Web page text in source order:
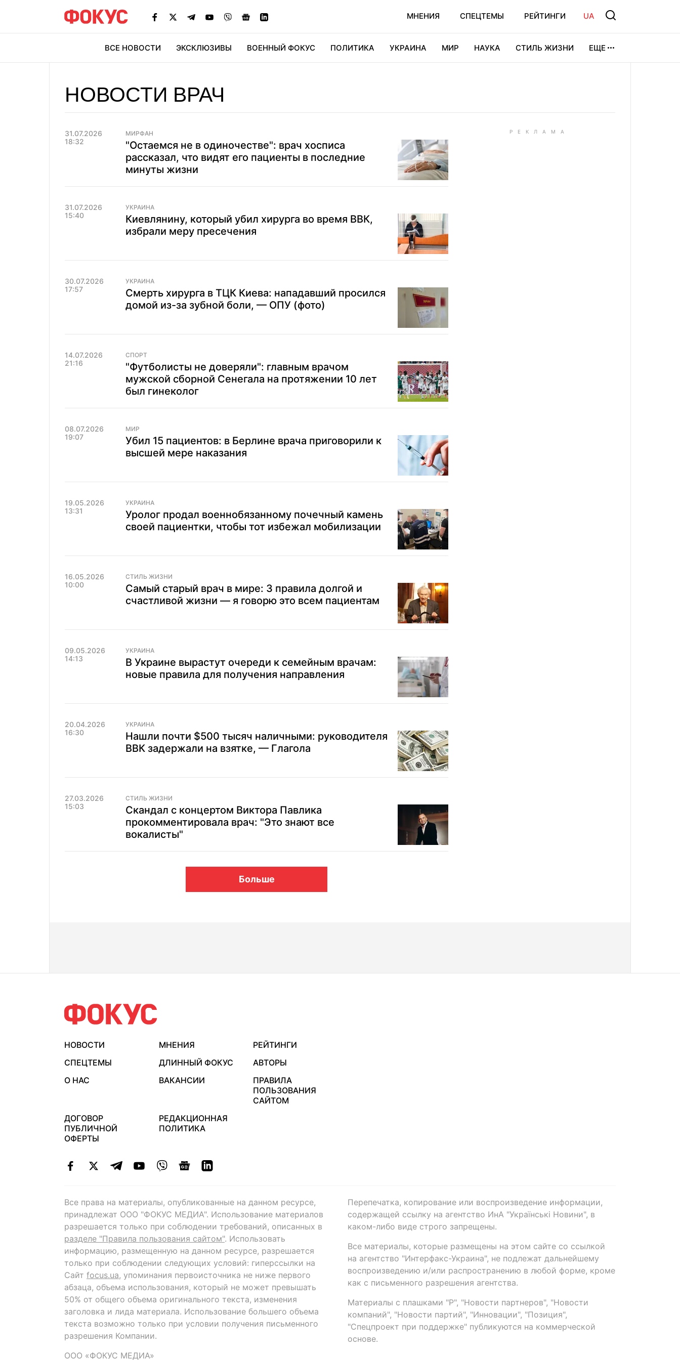
МНЕНИЯ СПЕЦТЕМЫ РЕЙТИНГИ UA
ВСЕ НОВОСТИ ЭКСКЛЮЗИВЫ ВОЕННЫЙ ФОКУС ПОЛИТИКА УКРАИНА МИР НАУКА СТИЛЬ ЖИЗНИ ЕЩЕ
НОВОСТИ ВРАЧ
31.07.2026
18:32
МИРФАН
"Остаемся не в одиночестве": врач хосписа
рассказал, что видят его пациенты в последние
минуты жизни
31.07.2026
15:40
УКРАИНА
Киевлянину, который убил хирурга во время ВВК,
избрали меру пресечения
30.07.2026
17:57
УКРАИНА
Смерть хирурга в ТЦК Киева: нападавший просился
домой из-за зубной боли, — ОПУ (фото)
14.07.2026
21:16
СПОРТ
"Футболисты не доверяли": главным врачом
мужской сборной Сенегала на протяжении 10 лет
был гинеколог
08.07.2026
19:07
МИР
Убил 15 пациентов: в Берлине врача приговорили к
высшей мере наказания
19.05.2026
13:31
УКРАИНА
Уролог продал военнобязанному почечный камень
своей пациентки, чтобы тот избежал мобилизации
16.05.2026
10:00
СТИЛЬ ЖИЗНИ
Самый старый врач в мире: 3 правила долгой и
счастливой жизни — я говорю это всем пациентам
09.05.2026
14:13
УКРАИНА
В Украине вырастут очереди к семейным врачам:
новые правила для получения направления
20.04.2026
16:30
УКРАИНА
Нашли почти $500 тысяч наличными: руководителя
ВВК задержали на взятке, — Глагола
27.03.2026
15:03
СТИЛЬ ЖИЗНИ
Скандал с концертом Виктора Павлика
прокомментировала врач: "Это знают все
вокалисты"
Больше
НОВОСТИ МНЕНИЯ
РЕЙТИНГИ
СПЕЦТЕМЫ
ДЛИННЫЙ ФОКУС
АВТОРЫ
О НАС
ВАКАНСИИ
ПРАВИЛА
ПОЛЬЗОВАНИЯ
САЙТОМ
ДОГОВОР
ПУБЛИЧНОЙ
ОФЕРТЫ
РЕДАКЦИОННАЯ
ПОЛИТИКА
Все права на материалы, опубликованные на данном ресурсе,
принадлежат ООО "ФОКУС МЕДИА". Использование материалов
разрешается только при соблюдении требований, описанных в
разделе "Правила пользования сайтом". Использовать
информацию, размещенную на данном ресурсе, разрешается
только при соблюдении следующих условий: гиперссылки на
Сайт focus.ua, упоминания первоисточника не ниже первого
абзаца, объема использования, который не может превышать
50% от общего объема оригинального текста, изменения
заголовка и лида материала. Использование большего объема
текста возможно только при условии получения письменного
разрешения Компании.
ООО «ФОКУС МЕДИА»
Перепечатка, копирование или воспроизведение информации,
содержащей ссылку на агентство ИнА "Українські Новини", в
каком-либо виде строго запрещены.
Все материалы, которые размещены на этом сайте со ссылкой
на агентство "Интерфакс-Украина", не подлежат дальнейшему
воспроизведению и/или распространению в любой форме, кроме
как с письменного разрешения агентства.
Материалы с плашками "Р", "Новости партнеров", "Новости
компаний", "Новости партий", "Инновации", "Позиция",
"Спецпроект при поддержке" публикуются на коммерческой
основе.